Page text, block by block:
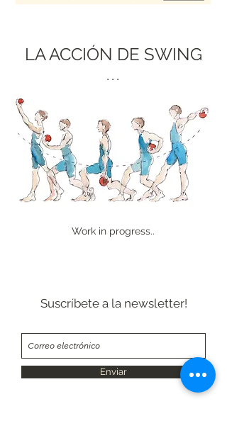
LA ACCIÓN DE SWING
• • • ​
Work in progress..
Suscríbete a la newsletter!
Enviar